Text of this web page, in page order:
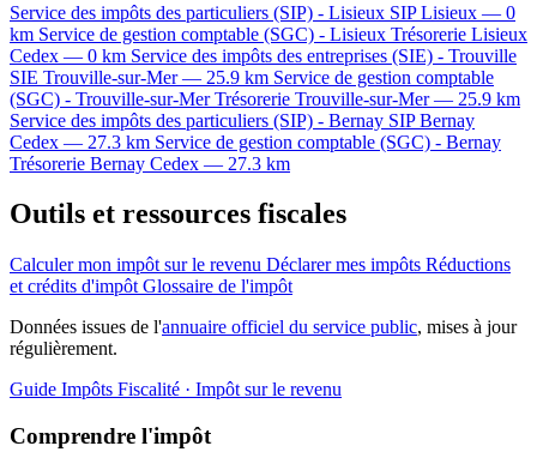
Service des impôts des particuliers (SIP) - Lisieux SIP Lisieux — 0
km Service de gestion comptable (SGC) - Lisieux Trésorerie Lisieux
Cedex — 0 km Service des impôts des entreprises (SIE) - Trouville
SIE Trouville-sur-Mer — 25.9 km Service de gestion comptable
(SGC) - Trouville-sur-Mer Trésorerie Trouville-sur-Mer — 25.9 km
Service des impôts des particuliers (SIP) - Bernay SIP Bernay
Cedex — 27.3 km Service de gestion comptable (SGC) - Bernay
Trésorerie Bernay Cedex — 27.3 km
Outils et ressources fiscales
Calculer mon impôt sur le revenu Déclarer mes impôts Réductions
et crédits d'impôt Glossaire de l'impôt
Données issues de l'annuaire officiel du service public, mises à jour
régulièrement.
Guide Impôts Fiscalité · Impôt sur le revenu
Comprendre l'impôt